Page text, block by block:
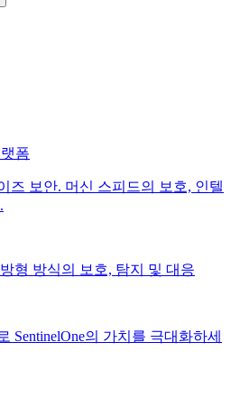
폼
즈 보안. 머신 스피드의 보호, 인텔
형 방식의 보호, 탐지 및 대응
SentinelOne의 가치를 극대화하세